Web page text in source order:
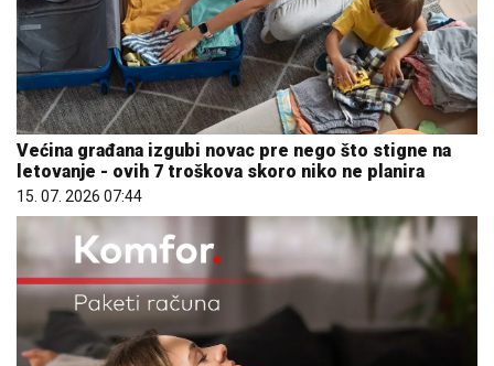
Većina građana izgubi novac pre nego što stigne na
letovanje - ovih 7 troškova skoro niko ne planira
15. 07. 2026 07:44